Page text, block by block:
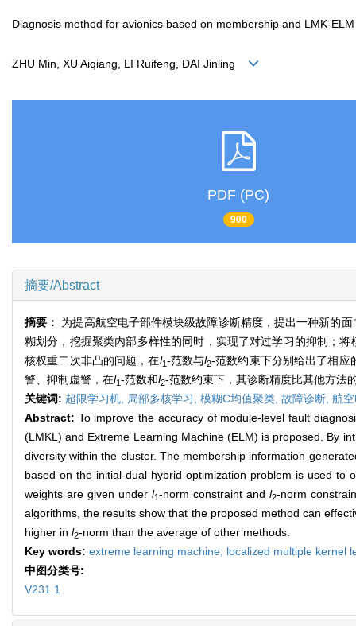
Diagnosis method for avionics based on membership and LMK-ELM
ZHU Min, XU Aiqiang, LI Ruifeng, DAI Jinling
PDF (PC)
900
摘要/Abstract
摘要： 为提高航空电子部件模块级故障诊断精度，提出一种新的
糊划分，挖掘聚类内部多样性的同时，实现了对过学习的抑制；
核权重二次非凸的问题，在l1-范数与l2-范数约束下分别给出了相应
警、抑制虚警，在l1-范数和l2-范数约束下，其诊断精度比其他方法
关键词: 超限学习机, 局部多核学习, 模糊C均值聚类, 故障诊断, 航
Abstract: To improve the accuracy of module-level fault
(LMKL) and Extreme Learning Machine (ELM) is proposed. By
diversity within the cluster. The membership information
based on the initial-dual hybrid optimization problem is used to
weights are given underl1-norm constraint andl2-norm
algorithms, the results show that the proposed method can
higher in l2-norm than the average of other methods.
Key words: extreme learning machine, localized multiple kernel
中图分类号:
V231.1